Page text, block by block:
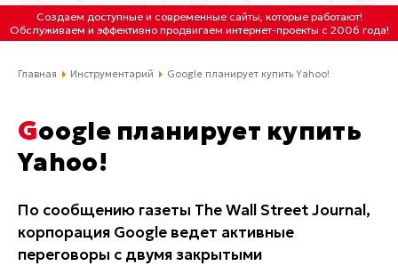
(4212) 658-653
(4212) 637-673
Отдельный вход \ Левый торец здания
info@lred.ru
Все контакты
Создаем доступные и современные сайты, которые работают!
Обслуживаем и эффективно продвигаем интернет-проекты с 2006 года!
Главная Инструментарий Google планирует купить Yahoo!
Google планирует купить
Yahoo!
По сообщению газеты The Wall Street Journal,
корпорация Google ведет активные
переговоры с двумя закрытыми